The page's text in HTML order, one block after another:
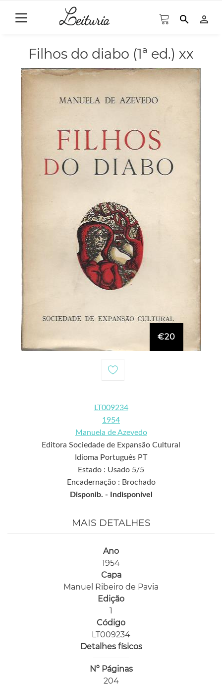
search person_outline
Filhos do diabo (1ª ed.) xx
€20
LT009234
1954
Manuela de Azevedo
Editora Sociedade de Expansão Cultural
Idioma Português PT
Estado : Usado 5/5
Encadernação : Brochado
Disponib. -
Indisponível
MAIS DETALHES
Ano
1954
Capa
Manuel Ribeiro de Pavia
Edição
1
Código
LT009234
Detalhes físicos
Nº Páginas
204